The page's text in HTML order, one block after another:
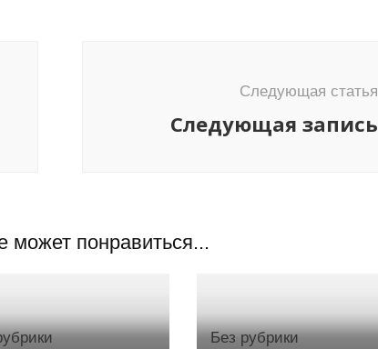
Следующая статья
Следующая запись
может понравиться...
Без рубрики